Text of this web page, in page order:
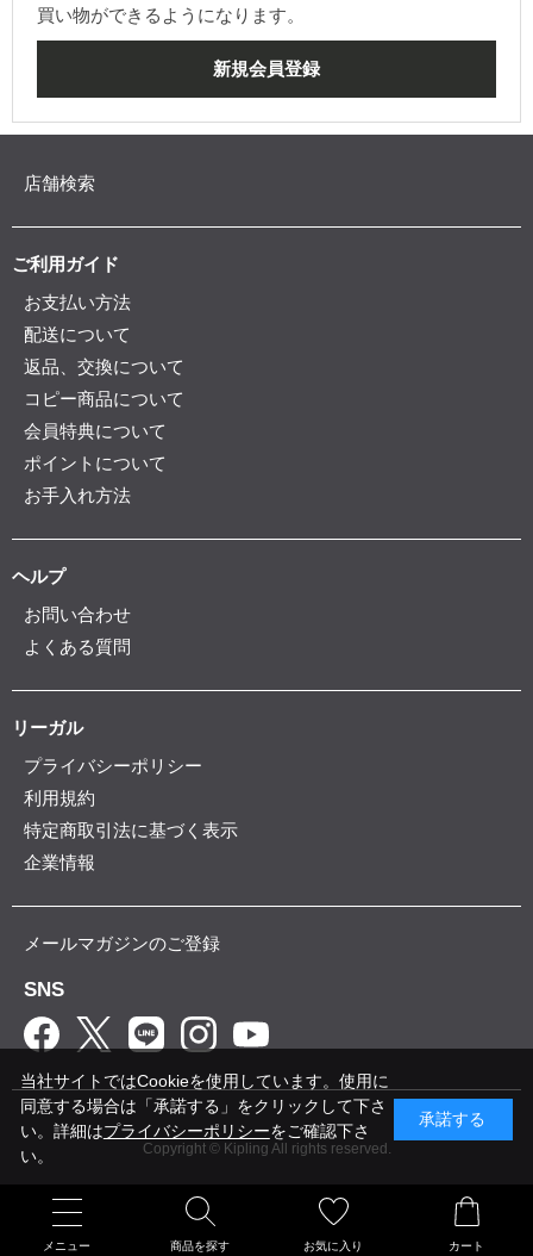
メニュー 商品を探す お気に入り カート
買い物ができるようになります。
店舗検索
ご利用ガイド
お支払い方法
配送について
返品、交換について
コピー商品について
会員特典について
ポイントについて
お手入れ方法
ヘルプ
お問い合わせ
よくある質問
リーガル
プライバシーポリシー
利用規約
特定商取引法に基づく表示
企業情報
メールマガジンのご登録
SNS
Copyright © Kipling All rights reserved.
当社サイトではCookieを使用しています。使用に
同意する場合は「承諾する」をクリックして下さ
い。詳細はプライバシーポリシーをご確認下さ
い。
承諾する